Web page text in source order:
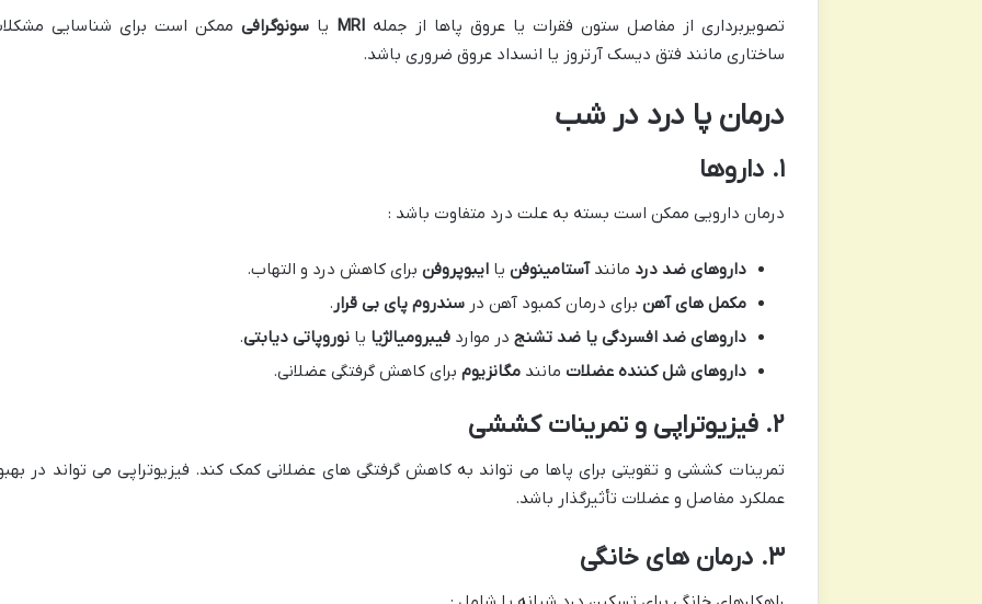
تصویربرداری از مفاصل ستون فقرات یا عروق پاها از جملهMRI یا سونوگرافیممکن است برای شناسایی
ساختاری مانند فتق دیسک آرتروز یا انسداد عروق ضروری باشد.
درمان پا درد در شب
۱. داروها
درمان دارویی ممکن است بسته به علت درد متفاوت باشد :
داروهای ضد درد مانندآستامینوفن یاایبوپروفن برای کاهش درد و التهاب.
مکمل های آهن برای درمان کمبود آهن درسندروم پای بی قرار .
داروهای ضد افسردگی یا ضد تشنج در مواردفیبرومیالژیا یانوروپاتی دیابتی.
داروهای شل کننده عضلات مانندمگانزیوم برای کاهش گرفتگی عضلانی.
۲.فیزیوتراپی و تمرینات کششی
تمرینات کششی و تقویتی برای پاها می تواند به کاهش گرفتگی های عضلانی کمک کند. فیزیوتراپی می تواند در
عملکرد مفاصل و عضلات تأثیرگذار باشد.
۳. درمان های خانگی